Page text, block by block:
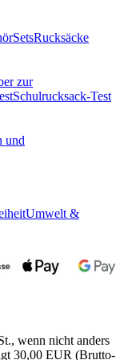
SetsRucksäcke
zur
Schulrucksack-Test
und
Umwelt &
wenn nicht anders
30,00 EUR (Brutto-